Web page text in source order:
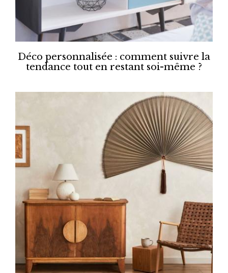
Déco personnalisée : comment suivre la
tendance tout en restant soi-même ?